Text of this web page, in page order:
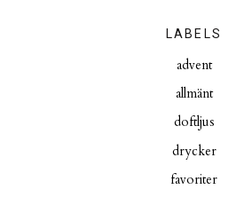
LABELS
advent
allmänt
doftljus
drycker
favoriter